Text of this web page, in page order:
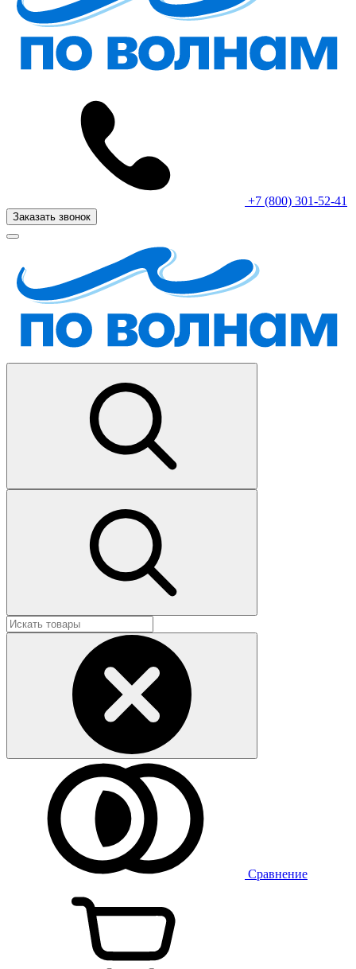
+7 (800) 301-52-41
Заказать звонок
Сравнение